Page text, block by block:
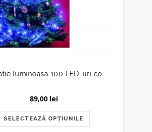
89,00 lei
SELECTEAZĂ OPȚIUNILE